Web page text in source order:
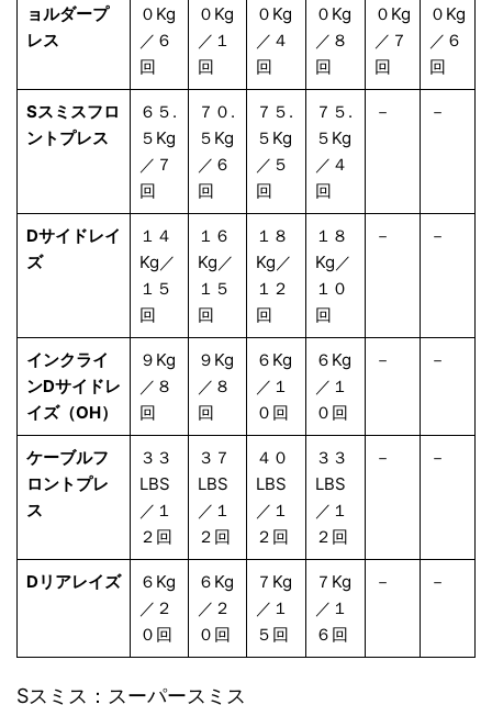
ョルダープ
レス
０Kg
／６
回
０Kg
／１
回
０Kg
／４
回
０Kg
／８
回
０Kg
／７
回
０Kg
／６
回
Sスミスフロ
ントプレス
６５.
５Kg
／７
回
７０.
５Kg
／６
回
７５.
５Kg
／５
回
７５.
５Kg
／４
回
－ －
Dサイドレイ
ズ
１４
Kg／
１５
回
１６
Kg／
１５
回
１８
Kg／
１２
回
１８
Kg／
１０
回
－ －
インクライ
ンDサイドレ
イズ（OH）
９Kg
／８
回
９Kg
／８
回
６Kg
／１
０回
６Kg
／１
０回
－ －
ケーブルフ
ロントプレ
ス
３３
LBS
／１
２回
３７
LBS
／１
２回
４０
LBS
／１
２回
３３
LBS
／１
２回
－ －
Dリアレイズ
６Kg
／２
０回
６Kg
／２
０回
７Kg
／１
５回
７Kg
／１
６回
－ －
Sスミス：スーパースミス